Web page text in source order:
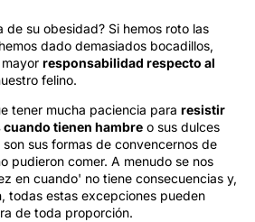
de su obesidad? Si hemos roto las
dado demasiados bocadillos,
responsabilidad respecto al
felino.
tener mucha paciencia para resistir
tienen hambre o sus dulces
sus formas de convencernos de
pudieron comer. A menudo se nos
en cuando' no tiene consecuencias y,
todas estas excepciones pueden
de toda proporción.